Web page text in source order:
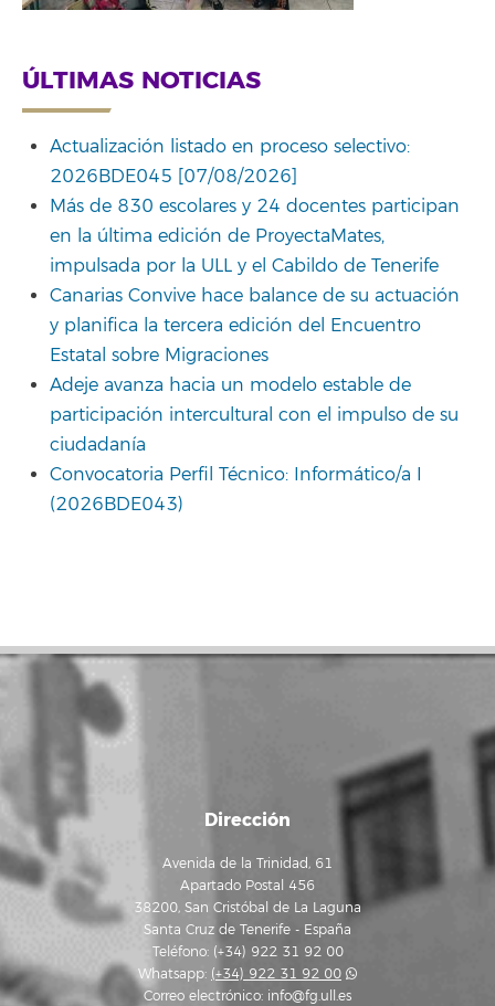
ÚLTIMAS NOTICIAS
Actualización listado en proceso selectivo:
2026BDE045 [07/08/2026]
Más de 830 escolares y 24 docentes participan
en la última edición de ProyectaMates,
impulsada por la ULL y el Cabildo de Tenerife
Canarias Convive hace balance de su actuación
y planifica la tercera edición del Encuentro
Estatal sobre Migraciones
Adeje avanza hacia un modelo estable de
participación intercultural con el impulso de su
ciudadanía
Convocatoria Perfil Técnico: Informático/a I
(2026BDE043)
Dirección
Avenida de la Trinidad, 61
Apartado Postal 456
38200, San Cristóbal de La Laguna
Santa Cruz de Tenerife - España
Teléfono: (+34) 922 31 92 00
Whatsapp: (+34) 922 31 92 00
Correo electrónico: info@fg.ull.es